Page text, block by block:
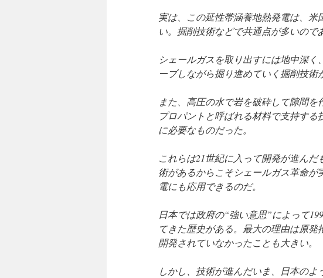
実は、この延性帯涵養地熱発電は、
い。掘削技術などで共通点が多いので
シェールガスを取り出すには地中深
ーブしながら掘り進めていく掘削技術
また、高圧の水で岩を破砕して隙間
プロパントと呼ばれる材料で支持す
に必要なものだった。
これらは21世紀に入って開発が進ん
術があるからこそシェールガス革命
電にも応用できるのだ。
日本では政府の“強い意思”によって
てきた歴史がある。最大の理由は原
開発されていなかったことも大きい。
しかし、技術が進んだいま、日本の